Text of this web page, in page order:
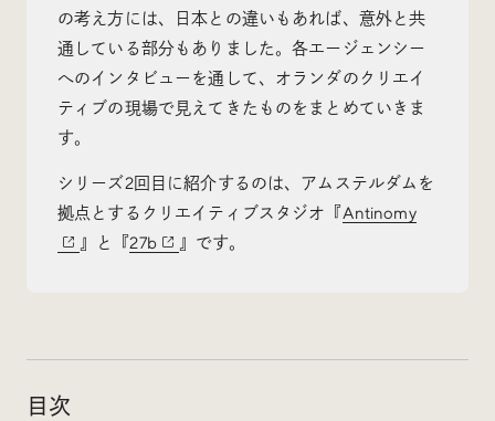
iDID Podcast
「iDID RADIO」を隔週で公開中！
話題になったサイトなどを30分でお届けします。
の考え方には、日本との違いもあれば、意外と共
通している部分もありました。各エージェンシー
へのインタビューを通して、オランダのクリエイ
ティブの現場で見えてきたものをまとめていきま
す。
シリーズ2回目に紹介するのは、アムステルダムを
拠点とするクリエイティブスタジオ『Antinomy
』と『27b 』です。
目次